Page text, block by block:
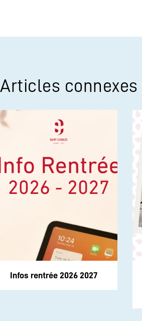
Articles connexes
Infos rentrée 2026 2027